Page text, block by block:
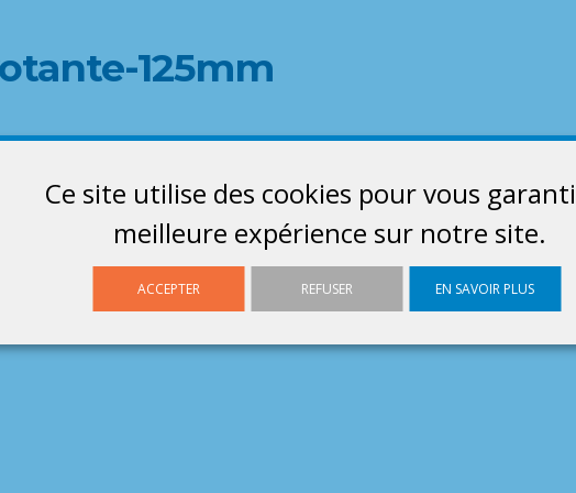
Ce site utilise des cookies pour vous
meilleure expérience sur notre site.
ACCEPTER REFUSER EN SAVOIR PLUS
125mm